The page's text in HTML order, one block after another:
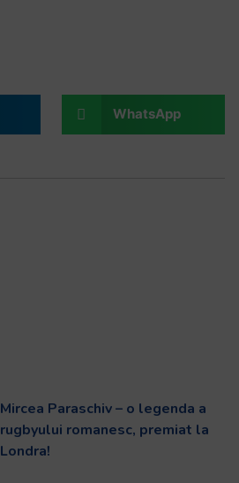
WhatsApp
Mircea Paraschiv – o legenda a
rugbyului romanesc, premiat la
Londra!